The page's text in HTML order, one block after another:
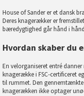
House of Sander er et dansk
Deres knagerækker er
bæredygtighed går hånd i
Hvordan skaber du
En velorganiseret entré
knagerække i FSC-certificeret
til rummet. Den
knagerækken ikke optager